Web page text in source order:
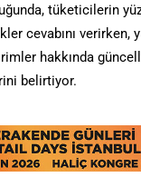
tüketicilerin
cevabını verirken,
hakkında
belirtiyor.